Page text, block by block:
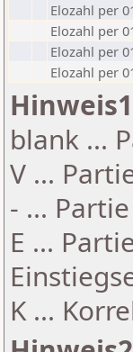
Elozahl per
Elozahl per
Elozahl per
Elozahl per
Hinweis1
blank ...
V ...
- ...
E ...
K ...